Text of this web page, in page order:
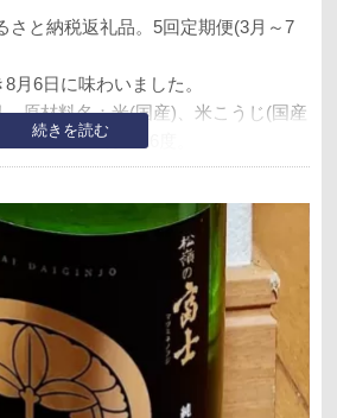
続きを読む
さと納税返礼品。5回定期便(3月～7
月6日に味わいました。
原材料名：米(国産)、米こうじ(国産
アルコール分：16度。
イプではありません。和食にもピッ
有の高精白米の特徴も楽しめます。
り)』